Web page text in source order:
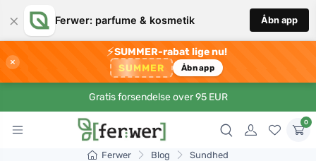
× Ferwer: parfume & kosmetik Åbn app
×
⚡SUMMER-rabat lige nu!
SUMMER Åbn app
Gratis forsendelse over 95 EUR
0
Ferwer Blog Sundhed